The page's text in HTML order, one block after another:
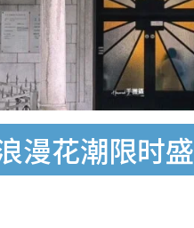
漫花潮限时